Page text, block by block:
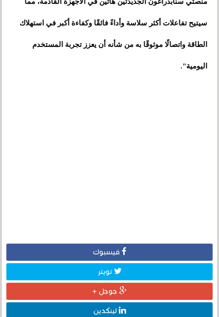
منصتي سنابدراغون الجديدتين هاتين في الأجهزة القادمة، مما
سيتيح تفاعلات أكثر سلاسة وأداءً فائقًا وكفاءة أكبر في استهلاك
الطاقة واتصالًا موثوقًا به من شأنه أن يعزز تجربة المستخدم
اليومية".
فيسبوك
تويتر
جوجل +
لينكدين